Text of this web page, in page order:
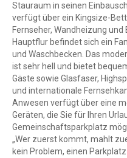
Stauraum in seinen
verfügt über ein Kingsize-
Fernseher, Wandheizung
Hauptflur befindet sich ein
und Waschbecken. Das
ist sehr hell und bietet
Gäste sowie Glasfaser,
und internationale
Anwesen verfügt über eine
Geräten, die Sie für Ihren
Gemeinschaftsparkplatz
„Wer zuerst kommt, mahlt
kein Problem, einen